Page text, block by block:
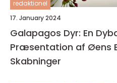
redaktionel
17. January 2024
Galapagos Dyr: En
Præsentation af Øens
Skabninger